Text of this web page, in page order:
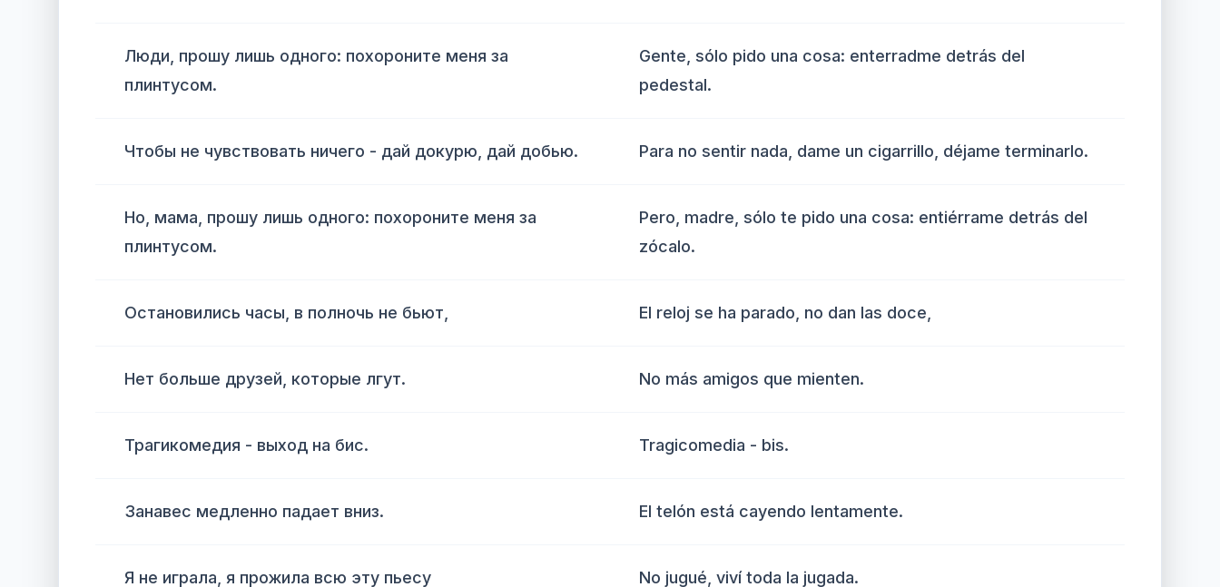
Люди, прошу лишь одного: похороните меня за
плинтусом.
Gente, sólo pido una cosa: enterradme detrás del
pedestal.
Чтобы не чувствовать ничего - дай докурю, дай добью. Para no sentir nada, dame un cigarrillo, déjame terminarlo.
Но, мама, прошу лишь одного: похороните меня за
плинтусом.
Pero, madre, sólo te pido una cosa: entiérrame detrás del
zócalo.
Остановились часы, в полночь не бьют, El reloj se ha parado, no dan las doce,
Нет больше друзей, которые лгут. No más amigos que mienten.
Трагикомедия - выход на бис. Tragicomedia - bis.
Занавес медленно падает вниз. El telón está cayendo lentamente.
Я не играла, я прожила всю эту пьесу No jugué, viví toda la jugada.